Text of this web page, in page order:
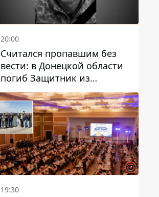
20:00
Считался пропавшим без
вести: в Донецкой области
погиб Защитник из
Каменского Антон
Красовский
19:30